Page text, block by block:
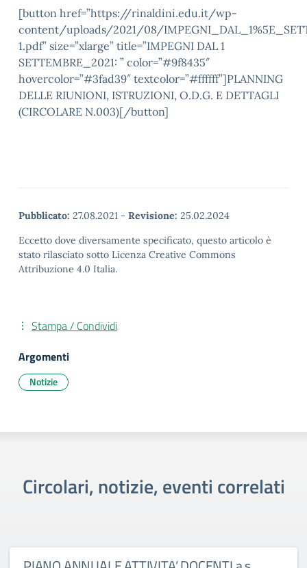
[button href=”https://rinaldini.edu.it/wp-
content/uploads/2021/08/
1.pdf” size=”xlarge” title=”IMPEGNI DAL 1
SETTEMBRE_2021: ” color=”#9f8435″
hovercolor=”#3fad39″ textcolor=”#ffffff”]PLANNING
DELLE RIUNIONI, ISTRUZIONI, O.D.G. E DETTAGLI
(CIRCOLARE N.003)[/button]
Pubblicato: 27.08.2021 - Revisione: 25.02.2024
Eccetto dove diversamente specificato, questo articolo è
stato rilasciato sotto Licenza Creative Commons
Attribuzione 4.0 Italia.
Stampa / Condividi
Argomenti
Notizie
Circolari, notizie, eventi correlati